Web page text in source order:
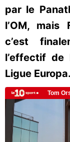
par le
l’OM, mais
c’est
l’effectif de
Ligue Europa.